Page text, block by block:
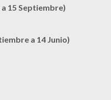
15 Septiembre)
a 14 Junio)